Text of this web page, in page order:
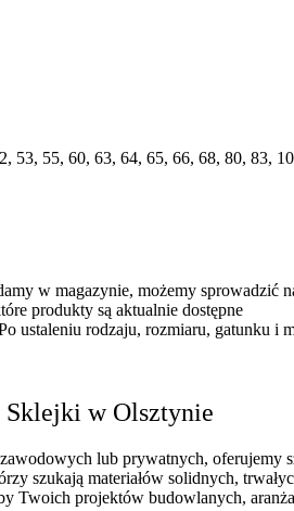
53, 55, 60, 63, 64, 65, 66, 68, 80, 83,
w magazynie, możemy sprowadzić
produkty są aktualnie dostępne
ustaleniu rodzaju, rozmiaru, gatunku i
Sklejki w Olsztynie
lub prywatnych, oferujemy
szukają materiałów solidnych,
Twoich projektów budowlanych,